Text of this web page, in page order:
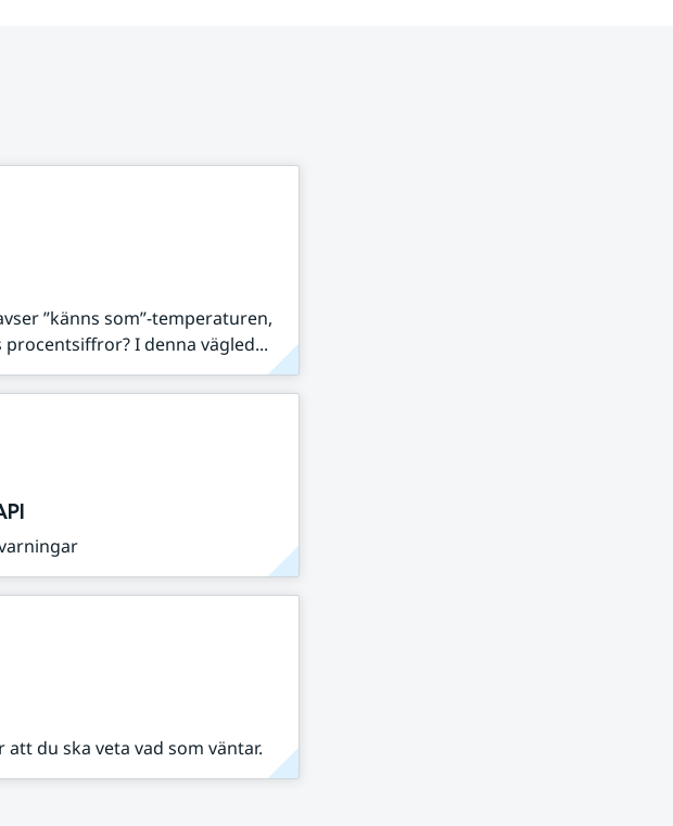
”känns som”-temperaturen,
I denna vägled...
du ska veta vad som väntar.